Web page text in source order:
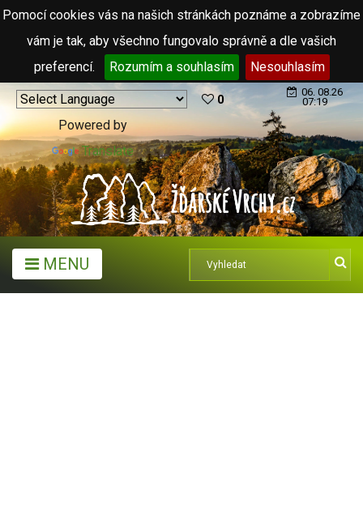
Pomocí cookies vás na našich stránkách poznáme a zobrazíme
vám je tak, aby všechno fungovalo správně a dle vašich
preferencí.
Rozumím a souhlasím Nesouhlasím
Powered by
Translate
0
06. 08.26
07:19
MENU